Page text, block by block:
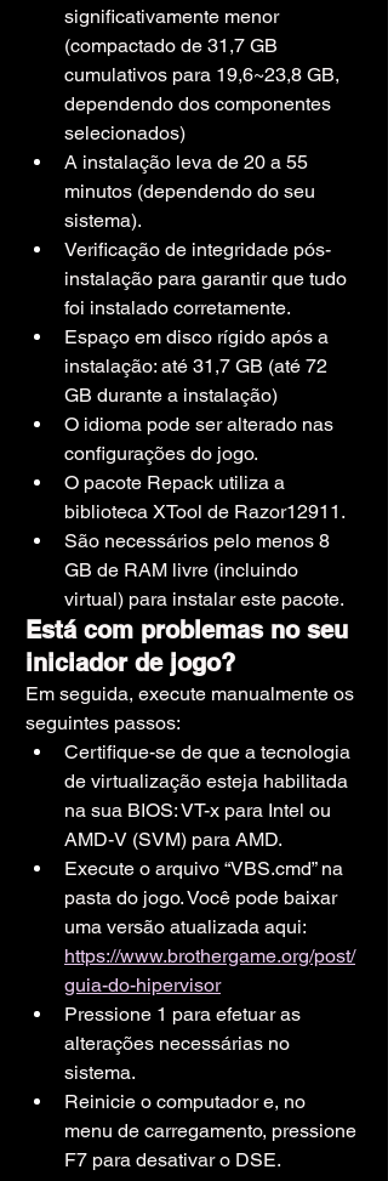
significativamente menor
(compactado de 31,7 GB
cumulativos para 19,6~23,8 GB,
dependendo dos componentes
selecionados)
A instalação leva de 20 a 55
minutos (dependendo do seu
sistema).
Verificação de integridade pós-
instalação para garantir que tudo
foi instalado corretamente.
Espaço em disco rígido após a
instalação: até 31,7 GB (até 72
GB durante a instalação)
O idioma pode ser alterado nas
configurações do jogo.
O pacote Repack utiliza a
biblioteca XTool de Razor12911.
São necessários pelo menos 8
GB de RAM livre (incluindo
virtual) para instalar este pacote.
Está com problemas no seu
iniciador de jogo?
Em seguida, execute manualmente os
seguintes passos:
Certifique-se de que a tecnologia
de virtualização esteja habilitada
na sua BIOS: VT-x para Intel ou
AMD-V (SVM) para AMD.
Execute o arquivo “VBS.cmd” na
pasta do jogo. Você pode baixar
uma versão atualizada aqui:
https://www.brothergame.org/post/
guia-do-hipervisor
Pressione 1 para efetuar as
alterações necessárias no
sistema.
Reinicie o computador e, no
menu de carregamento, pressione
F7 para desativar o DSE.